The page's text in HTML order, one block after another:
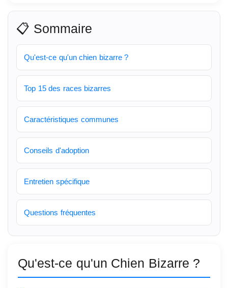
📋 Sommaire
Qu'est-ce qu'un chien bizarre ?
Top 15 des races bizarres
Caractéristiques communes
Conseils d'adoption
Entretien spécifique
Questions fréquentes
Qu'est-ce qu'un Chien Bizarre ?